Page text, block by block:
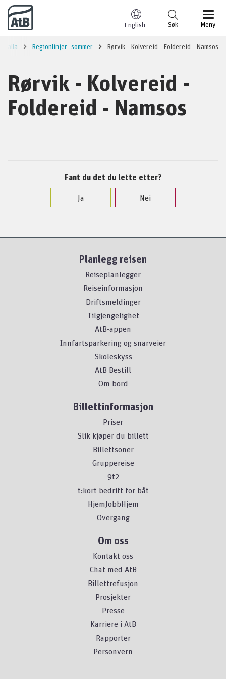
Til innhold
English Meny
Søk
Regionlinjer- sommer Rørvik - Kolvereid - Foldereid - Namsos
Rørvik - Kolvereid -
Foldereid - Namsos
Fant du det du lette etter?
Ja
Nei
Planlegg reisen
Reiseplanlegger
Reiseinformasjon
Driftsmeldinger
Tilgjengelighet
AtB-appen
Innfartsparkering og snarveier
Skoleskyss
AtB Bestill
Om bord
Billettinformasjon
Priser
Slik kjøper du billett
Billettsoner
Gruppereise
9t2
t:kort bedrift for båt
HjemJobbHjem
Overgang
Om oss
Kontakt oss
Chat med AtB
Billettrefusjon
Prosjekter
Presse
Karriere i AtB
Rapporter
Personvern